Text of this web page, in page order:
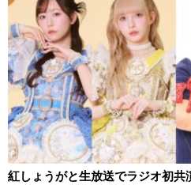
紅しょうがと生放送でラジオ初